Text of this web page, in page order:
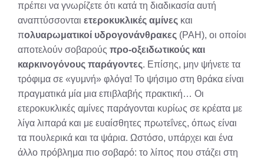
πρέπει να γνωρίζετε ότι κατά τη διαδικασία αυτή
αναπτύσσονται ετεροκυκλικές αμίνες και
πολυαρωματικοί υδρογονάνθρακες (PAH), οι οποίοι
αποτελούν σοβαρούς προ-οξειδωτικούς και
καρκινογόνους παράγοντες. Επίσης, μην ψήνετε τα
τρόφιμα σε «γυμνή» φλόγα! Το ψήσιμο στη θράκα είναι
πραγματικά μία μια επιβλαβής πρακτική… Οι
ετεροκυκλικές αμίνες παράγονται κυρίως σε κρέατα με
λίγα λιπαρά και με ευαίσθητες πρωτεΐνες, όπως είναι
τα πουλερικά και τα ψάρια. Ωστόσο, υπάρχει και ένα
άλλο πρόβλημα πιο σοβαρό: το λίπος που στάζει στη